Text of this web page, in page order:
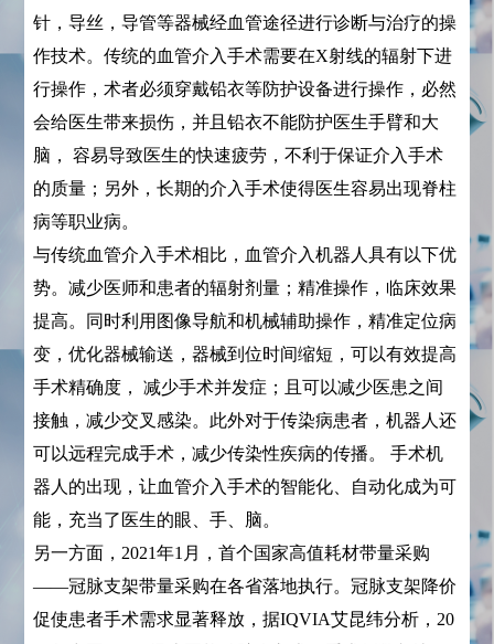
针，导丝，导管等器械经血管途径进行诊断与治疗的操
作技术。传统的血管介入手术需要在X射线的辐射下进
行操作，术者必须穿戴铅衣等防护设备进行操作，必然
会给医生带来损伤，并且铅衣不能防护医生手臂和大
脑， 容易导致医生的快速疲劳，不利于保证介入手术
的质量；另外，长期的介入手术使得医生容易出现脊柱
病等职业病。
与传统血管介入手术相比，血管介入机器人具有以下优
势。减少医师和患者的辐射剂量；精准操作，临床效果
提高。同时利用图像导航和机械辅助操作，精准定位病
变，优化器械输送，器械到位时间缩短，可以有效提高
手术精确度， 减少手术并发症；且可以减少医患之间
接触，减少交叉感染。此外对于传染病患者，机器人还
可以远程完成手术，减少传染性疾病的传播。 手术机
器人的出现，让血管介入手术的智能化、自动化成为可
能，充当了医生的眼、手、脑。
另一方面，2021年1月，首个国家高值耗材带量采购
——冠脉支架带量采购在各省落地执行。冠脉支架降价
促使患者手术需求显著释放，据IQVIA艾昆纬分析，20